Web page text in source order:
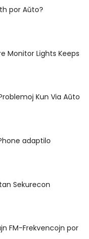
por Aŭto?
Monitor Lights Keeps
Kun Via Aŭto
adaptilo
Sekurecon
FM-Frekvencojn por